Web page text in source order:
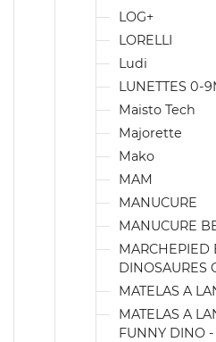
LOG+
LORELLI
Ludi
LUNETTES 0-
Maisto Tech
Majorette
Mako
MAM
MANUCURE
MANUCURE
MARCHEPIED
DINOSAURES
MATELAS A
MATELAS A
FUNNY DINO